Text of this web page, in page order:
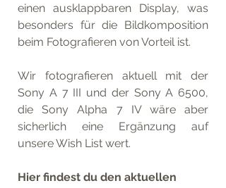
einen ausklappbaren Display, was
besonders für die Bildkomposition
beim Fotografieren von Vorteil ist.
Wir fotografieren aktuell mit der
Sony A 7 III und der Sony A 6500,
die Sony Alpha 7 IV wäre aber
sicherlich eine Ergänzung auf
unsere Wish List wert.
Hier findest du den aktuellen